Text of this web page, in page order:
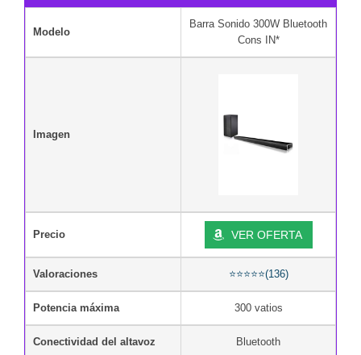
Modelo
Barra Sonido 300W Bluetooth
Cons IN*
Imagen
Precio VER OFERTA
Valoraciones ⭐⭐⭐⭐⭐(136)
Potencia máxima 300 vatios
Conectividad del altavoz Bluetooth